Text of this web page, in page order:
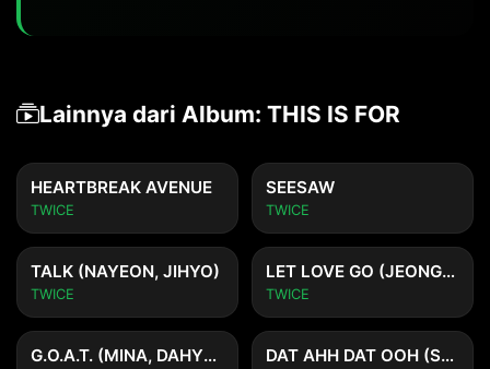
Lainnya dari Album: THIS IS FOR
HEARTBREAK AVENUE
TWICE
SEESAW
TWICE
TALK (NAYEON, JIHYO)
TWICE
LET LOVE GO (JEONGYEON, MOMO, SANA, TZUYU)
TWICE
G.O.A.T. (MINA, DAHYUN, CHAEYOUNG) DAT AHH DAT OOH (SANA, JIHYO, DAHYUN, CHAEYOUNG, TZUYU)